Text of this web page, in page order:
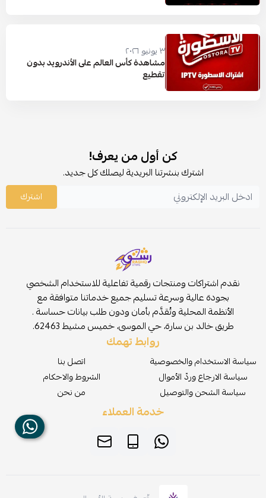
٣ يونيو ٢٠٢٦
مشاهدة كأس العالم على الأندرويد بدون
تقطيع
كن أول من يعرف!
اشترك بنشرتنا البريدية ليصلك كل جديد.
اشترك
نقدم اشتراكات ومنتجات رقمية تفاعلية للاستخدام الشخصي
بجودة عالية وسرعة تسليم جميع خدماتنا متوافقة مع
الأنظمة المحلية وتُقدَّم بأمان ودون طلب بيانات حساسة .
طريق خالد بن سارة، حي الموسى، خميس مشيط 62463.
روابط تهمك
سياسة الاستخدام والخصوصية
سياسة الارجاع وردّ الأموال
سياسة الشحن والتوصيل
اتصل بنا
الشروط والاحكام
من نحن
خدمة العملاء